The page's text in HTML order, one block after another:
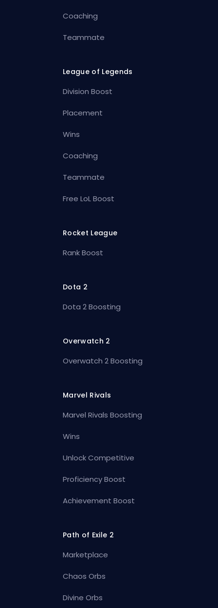
Coaching
Teammate
League of Legends
Division Boost
Placement
Wins
Coaching
Teammate
Free LoL Boost
Rocket League
Rank Boost
Dota 2
Dota 2 Boosting
Overwatch 2
Overwatch 2 Boosting
Marvel Rivals
Marvel Rivals Boosting
Wins
Unlock Competitive
Proficiency Boost
Achievement Boost
Path of Exile 2
Marketplace
Chaos Orbs
Divine Orbs